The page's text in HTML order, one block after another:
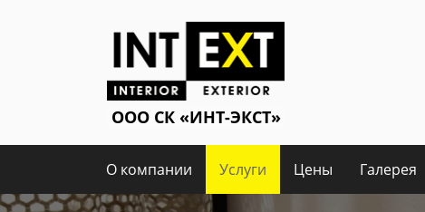
О компании Услуги Цены Галерея